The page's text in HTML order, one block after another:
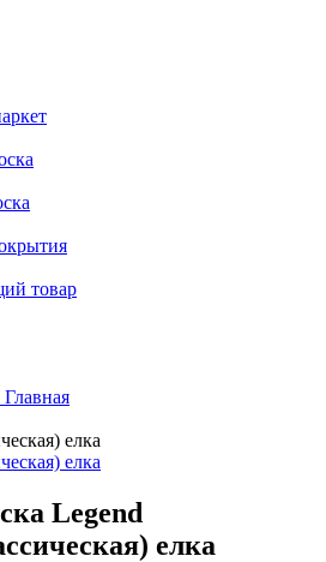
товар
Главная
елка
елка
Legend
елка